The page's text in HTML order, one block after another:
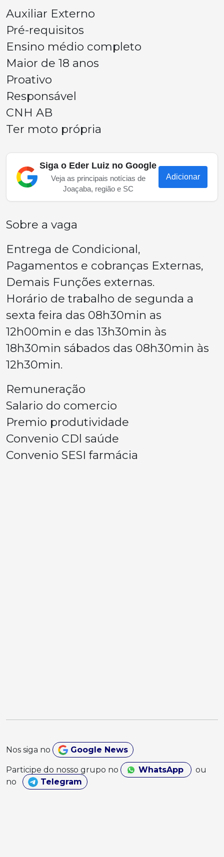
Auxiliar Externo
Pré-requisitos
Ensino médio completo
Maior de 18 anos
Proativo
Responsável
CNH AB
Ter moto própria
Siga o Eder Luiz no Google
Veja as principais notícias de
Joaçaba, região e SC
Adicionar
Sobre a vaga
Entrega de Condicional,
Pagamentos e cobranças Externas,
Demais Funções externas.
Horário de trabalho de segunda a
sexta feira das 08h30min as
12h00min e das 13h30min às
18h30min sábados das 08h30min às
12h30min.
Remuneração
Salario do comercio
Premio produtividade
Convenio CDl saúde
Convenio SESI farmácia
Nos siga no Google News
Participe do nosso grupo no WhatsApp
ou
no
Telegram